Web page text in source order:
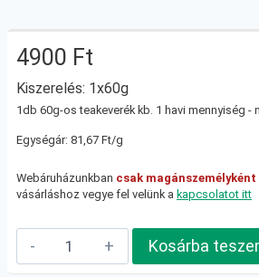
4900 Ft
Kiszerelés: 1x60g
1db 60g-os teakeverék kb. 1 havi mennyiség -
Egységár: 81,67 Ft/g
Webáruházunkban csak
vásárláshoz vegye fel velünk a kapcsolatot itt
Buksi
simogató
Kosárba